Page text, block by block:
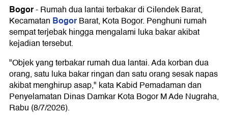
Bogor-Rumah dua lantai terbakar di Cilendek Barat,
Kecamatan BogorBarat, Kota Bogor. Penghuni rumah
sempat terjebak hingga mengalami luka bakar akibat
kejadian tersebut.
"Objek yang terbakar rumah dua lantai. Ada korban dua
orang, satu luka bakar ringan dan satu orang sesak napas
akibat menghirup asap," kata Kabid Pemadaman dan
Penyelamatan Dinas Damkar Kota Bogor M Ade Nugraha,
Rabu (8/7/2026).